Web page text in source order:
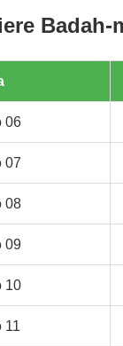
06
07
08
09
10
11